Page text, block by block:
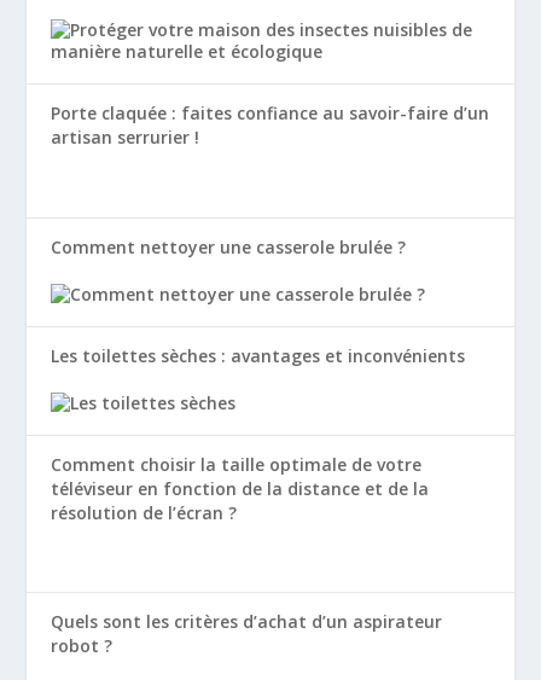
Porte claquée : faites confiance au savoir-faire d’un
artisan serrurier !
Comment nettoyer une casserole brulée ?
Les toilettes sèches : avantages et inconvénients
Comment choisir la taille optimale de votre
téléviseur en fonction de la distance et de la
résolution de l’écran ?
Quels sont les critères d’achat d’un aspirateur
robot ?